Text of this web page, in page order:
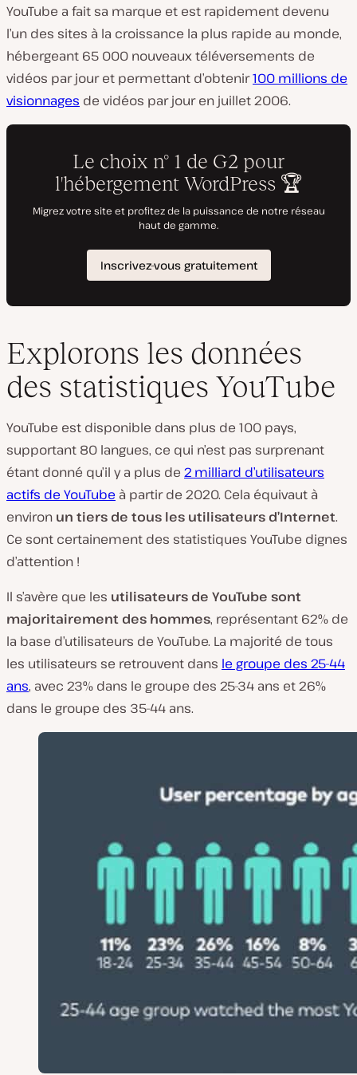
i
e
v
d
o
YouTube a fait sa marque et est rapidement devenu
l’un des sites à la croissance la plus rapide au monde,
hébergeant 65 000 nouveaux téléversements de
vidéos par jour et permettant d’obtenir100 millions de
visionnages de vidéos par jour en juillet 2006.
Explorons les données
des statistiques YouTube
YouTube est disponible dans plus de 100 pays,
supportant 80 langues, ce qui n’est pas surprenant
étant donné qu’il y a plus de 2 milliard d’utilisateurs
actifs de YouTube à partir de 2020. Cela équivaut à
environ un tiers de tous les utilisateurs d’Internet.
Ce sont certainement des statistiques YouTube dignes
d’attention !
Il s’avère que les utilisateurs de YouTube sont
majoritairement des hommes, représentant 62% de
la base d’utilisateurs de YouTube. La majorité de tous
les utilisateurs se retrouvent dans le groupe des 25-44
ans, avec 23% dans le groupe des 25-34 ans et 26%
dans le groupe des 35-44 ans.